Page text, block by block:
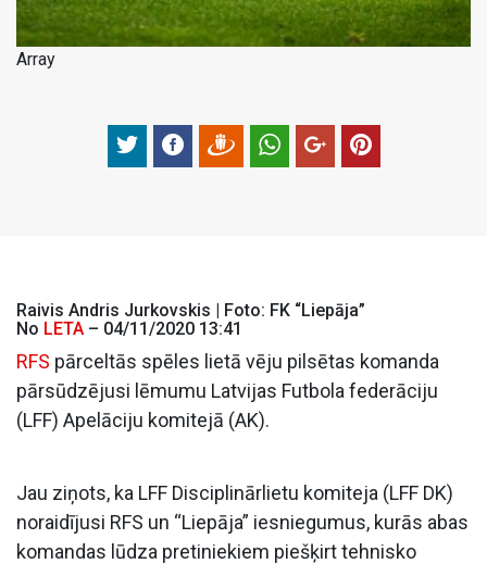
Array
Raivis Andris Jurkovskis | Foto: FK “Liepāja”
No LETA – 04/11/2020 13:41
RFS pārceltās spēles lietā vēju pilsētas komanda
pārsūdzējusi lēmumu Latvijas Futbola federāciju
(LFF) Apelāciju komitejā (AK).
Jau ziņots, ka LFF Disciplinārlietu komiteja (LFF DK)
noraidījusi RFS un “Liepāja” iesniegumus, kurās abas
komandas lūdza pretiniekiem piešķirt tehnisko